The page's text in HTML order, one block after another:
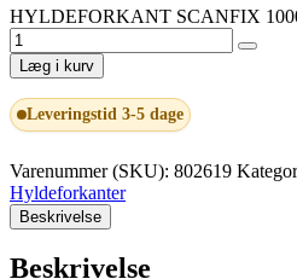
HYLDEFORKANT SCANFIX
Læg i kurv
Leveringstid 3-5 dage
Varenummer (SKU): 802619
Hyldeforkanter
Beskrivelse
Beskrivelse